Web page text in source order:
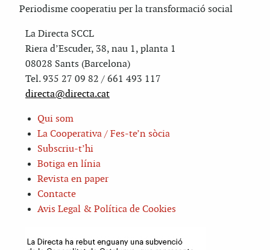
Periodisme cooperatiu per la transformació social
La Directa SCCL
Riera d’Escuder, 38, nau 1, planta 1
08028 Sants (Barcelona)
Tel. 935 27 09 82 / 661 493 117
directa@directa.cat
Qui som
La Cooperativa / Fes-te’n sòcia
Subscriu-t’hi
Botiga en línia
Revista en paper
Contacte
Avis Legal & Política de Cookies